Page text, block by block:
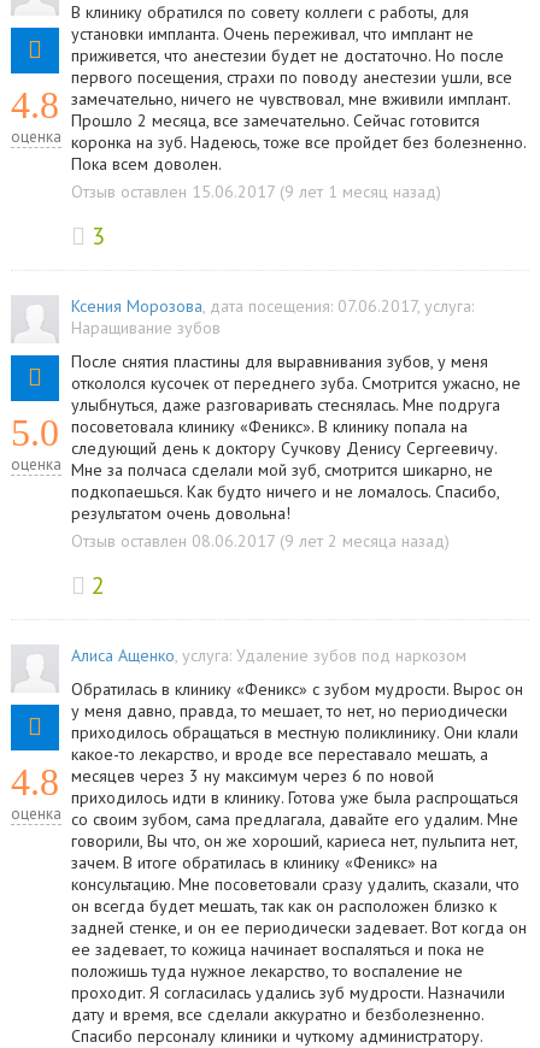
4.8
оценка
В клинику обратился по совету коллеги с работы, для
установки импланта. Очень переживал, что имплант не
приживется, что анестезии будет не достаточно. Но после
первого посещения, страхи по поводу анестезии ушли, все
замечательно, ничего не чувствовал, мне вживили имплант.
Прошло 2 месяца, все замечательно. Сейчас готовится
коронка на зуб. Надеюсь, тоже все пройдет без болезненно.
Пока всем доволен.
Отзыв оставлен 15.06.2017 (9 лет 1 месяц назад)
3
5.0
оценка
Ксения Морозова, дата посещения: 07.06.2017, услуга:
Наращивание зубов
После снятия пластины для выравнивания зубов, у меня
откололся кусочек от переднего зуба. Смотрится ужасно, не
улыбнуться, даже разговаривать стеснялась. Мне подруга
посоветовала клинику «Феникс». В клинику попала на
следующий день к доктору Сучкову Денису Сергеевичу.
Мне за полчаса сделали мой зуб, смотрится шикарно, не
подкопаешься. Как будто ничего и не ломалось. Спасибо,
результатом очень довольна!
Отзыв оставлен 08.06.2017 (9 лет 2 месяца назад)
2
4.8
оценка
Алиса Ащенко, услуга: Удаление зубов под наркозом
Обратилась в клинику «Феникс» с зубом мудрости. Вырос он
у меня давно, правда, то мешает, то нет, но периодически
приходилось обращаться в местную поликлинику. Они клали
какое-то лекарство, и вроде все переставало мешать, а
месяцев через 3 ну максимум через 6 по новой
приходилось идти в клинику. Готова уже была распрощаться
со своим зубом, сама предлагала, давайте его удалим. Мне
говорили, Вы что, он же хороший, кариеса нет, пульпита нет,
зачем. В итоге обратилась в клинику «Феникс» на
консультацию. Мне посоветовали сразу удалить, сказали, что
он всегда будет мешать, так как он расположен близко к
задней стенке, и он ее периодически задевает. Вот когда он
ее задевает, то кожица начинает воспаляться и пока не
положишь туда нужное лекарство, то воспаление не
проходит. Я согласилась удались зуб мудрости. Назначили
дату и время, все сделали аккуратно и безболезненно.
Спасибо персоналу клиники и чуткому администратору.